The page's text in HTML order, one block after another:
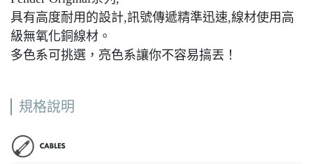
具有高度耐用的設計,訊號傳遞精準迅速,線材使用高
級無氧化銅線材。
多色系可挑選，亮色系讓你不容易搞丟！
規格說明